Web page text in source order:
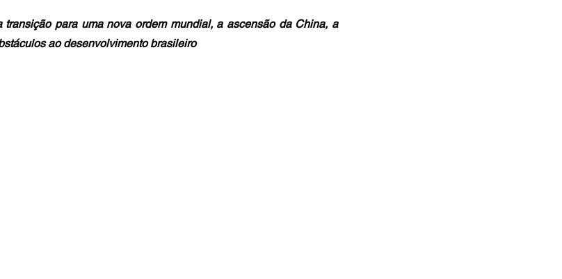
para uma nova ordem mundial, a ascensão da China, a
ao desenvolvimento brasileiro